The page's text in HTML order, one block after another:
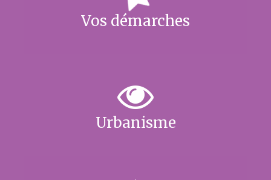
Vos démarches
Urbanisme